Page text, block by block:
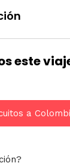
este
a